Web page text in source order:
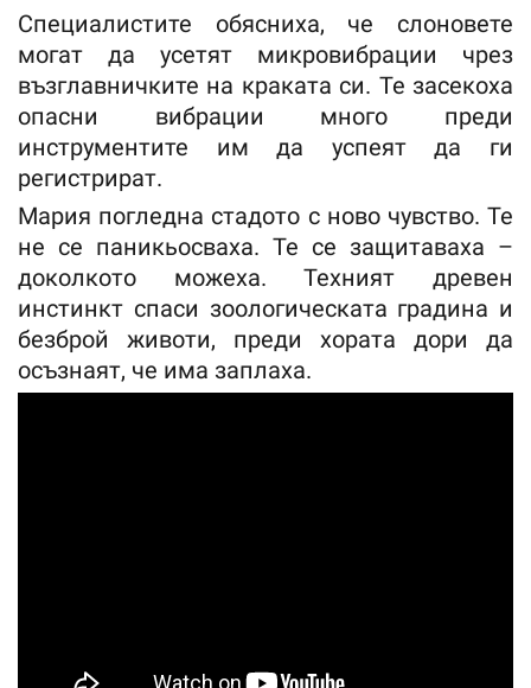
Специалистите обясниха, че слоновете
могат да усетят микровибрации чрез
възглавничките на краката си. Те засекоха
опасни вибрации много преди
инструментите им да успеят да ги
регистрират.
Мария погледна стадото с ново чувство. Те
не се паникьосваха. Те се защитаваха –
доколкото можеха. Техният древен
инстинкт спаси зоологическата градина и
безброй животи, преди хората дори да
осъзнаят, че има заплаха.